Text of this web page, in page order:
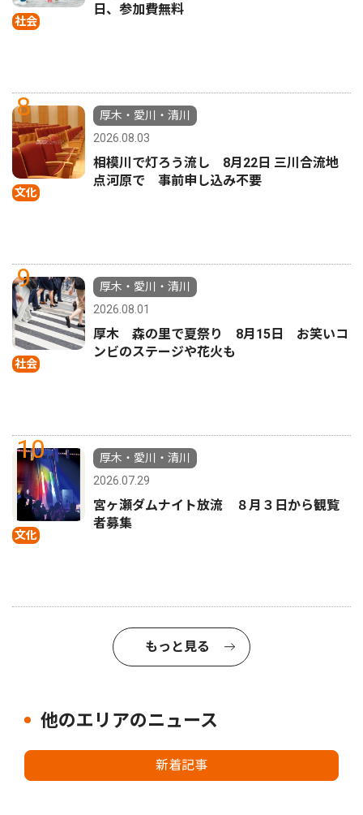
社会
日、参加費無料
8
文化
厚木・愛川・清川
2026.08.03
相模川で灯ろう流し 8月22日 三川合流地
点河原で 事前申し込み不要
9
社会
厚木・愛川・清川
2026.08.01
厚木 森の里で夏祭り 8月15日 お笑いコ
ンビのステージや花火も
10
文化
厚木・愛川・清川
2026.07.29
宮ヶ瀬ダムナイト放流 ８月３日から観覧
者募集
もっと見る
他のエリアのニュース
新着記事